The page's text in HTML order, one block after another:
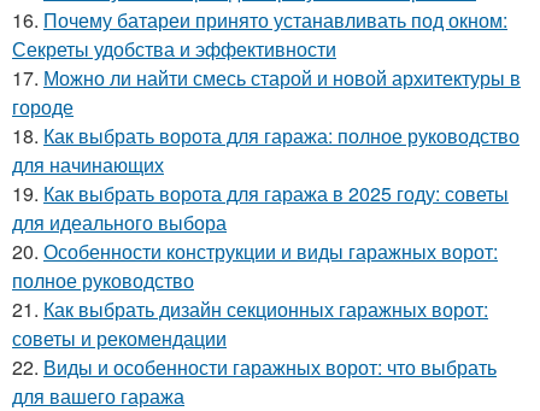
16. Почему батареи принято устанавливать под окном:
Секреты удобства и эффективности
17. Можно ли найти смесь старой и новой архитектуры в
городе
18. Как выбрать ворота для гаража: полное руководство
для начинающих
19. Как выбрать ворота для гаража в 2025 году: советы
для идеального выбора
20. Особенности конструкции и виды гаражных ворот:
полное руководство
21. Как выбрать дизайн секционных гаражных ворот:
советы и рекомендации
22. Виды и особенности гаражных ворот: что выбрать
для вашего гаража